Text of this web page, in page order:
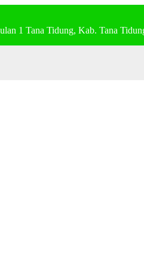
1 Tana Tidung, Kab. Tana